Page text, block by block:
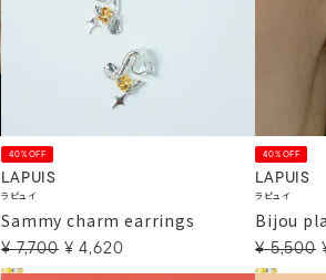
40%OFF
LAPUIS
ラピュイ
Sammy charm earrings
¥ 7,700 ¥ 4,620
40%OFF
LAPUIS
ラピュイ
Bijou
¥ 5,500